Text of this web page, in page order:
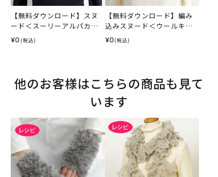
【無料ダウンロード】スヌ
ード＜スーリーアルパカテ
ンダー＞（レシピ）
¥0 (税込)
【無料ダウンロード】編み
込みスヌード＜ウールキュ
ート＞（レシピ）
¥0 (税込)
他のお客様はこちらの商品も見て
います